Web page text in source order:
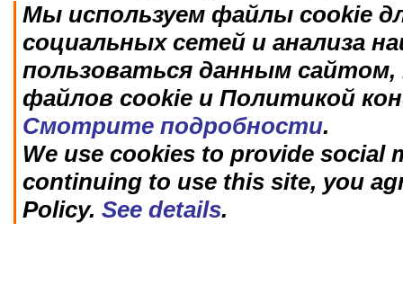
Мы используем файлы cookie
социальных сетей и анализа
пользоваться данным
файлов cookie и Политикой
Смотрите подробности.
We use cookies to provide social
continuing to use this site, you
Policy. See details.